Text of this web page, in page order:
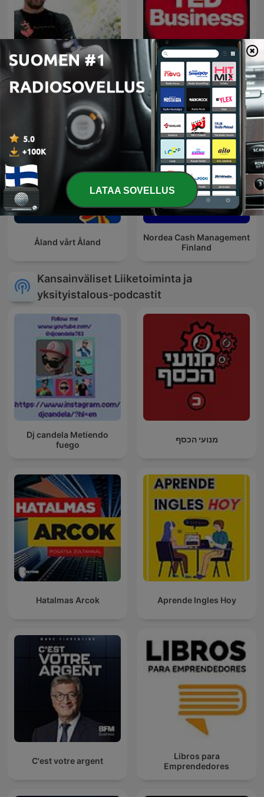
Sommarprat 2025
TED Business
Åland vårt Åland
Nordea Cash Management
Finland
Kansainväliset Liiketoiminta ja
yksityistalous-podcastit
Dj candela Metiendo
fuego
מנועי הכסף
Hatalmas Arcok Aprende Ingles Hoy
C'est votre argent
Libros para
Emprendedores
LATAA SOVELLUS